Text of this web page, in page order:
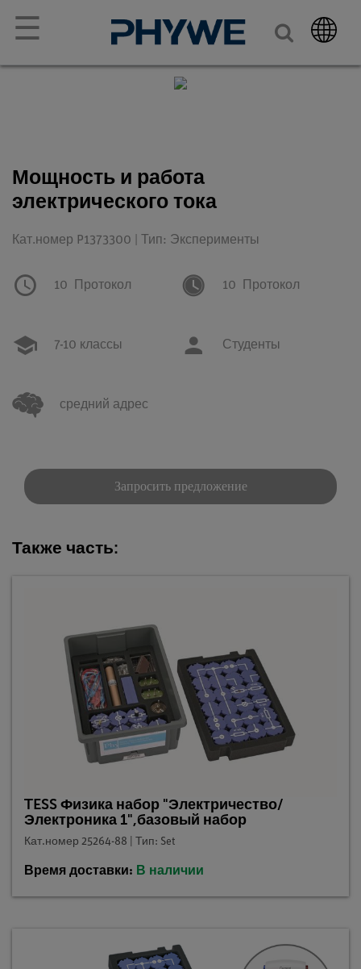
☰
Мощность и работа
электрического тока
Кат.номер P1373300 | Тип: Эксперименты
10 Протокол 10 Протокол
7-10 классы Студенты
средний адрес
Запросить предложение
Также часть:
TESS Физика набор "Электричество/
Электроника 1",базовый набор
Кат.номер 25264-88 | Тип: Set
Время доставки: В наличии